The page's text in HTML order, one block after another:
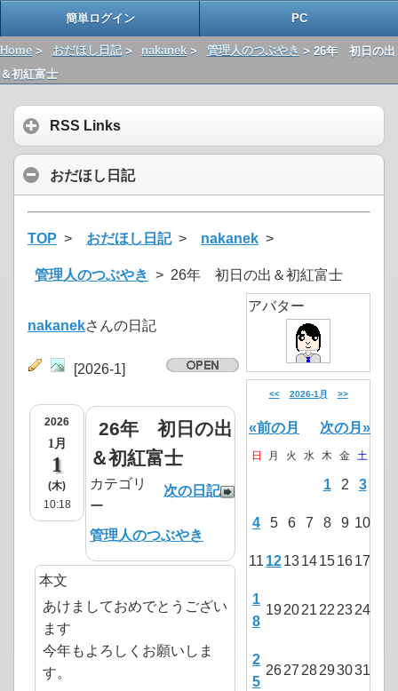
簡単ログイン PC
Home > おだほし日記> nakanek > 管理人のつぶやき > 26年 初日の出
＆初紅富士
RSS Links
おだほし日記
TOP > おだほし日記> nakanek >
管理人のつぶやき > 26年 初日の出＆初紅富士
nakanekさんの日記
[2026-1]
2026
1月
1
(木)
10:18
26年 初日の出
＆初紅富士
次の日記
カテゴリ
ー
管理人のつぶやき
本文
あけましておめでとうござい
ます
今年もよろしくお願いしま
す。
アバター
<< 2026-1月 >>
«前の月 次の月»
日 月 火 水 木 金 土
1 2 3
4 5 6 7 8 9 10
11 121314151617
1
8
192021 22 2324
2
5
2627 28293031